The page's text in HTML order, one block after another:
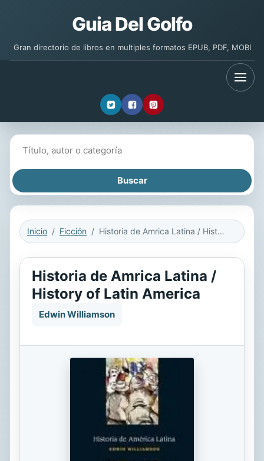
Guia Del Golfo
Gran directorio de libros en multiples formatos EPUB, PDF, MOBI
Inicio Ficción Historia de Amrica Latina / History of Latin America
Historia de Amrica Latina /
History of Latin America
Edwin Williamson